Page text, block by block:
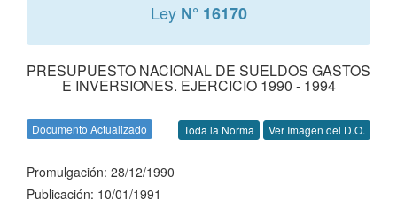
Ley N° 16170
PRESUPUESTO NACIONAL DE SUELDOS GASTOS
E INVERSIONES. EJERCICIO 1990 - 1994
Documento Actualizado Toda la Norma Ver Imagen del D.O.
Promulgación: 28/12/1990
Publicación: 10/01/1991